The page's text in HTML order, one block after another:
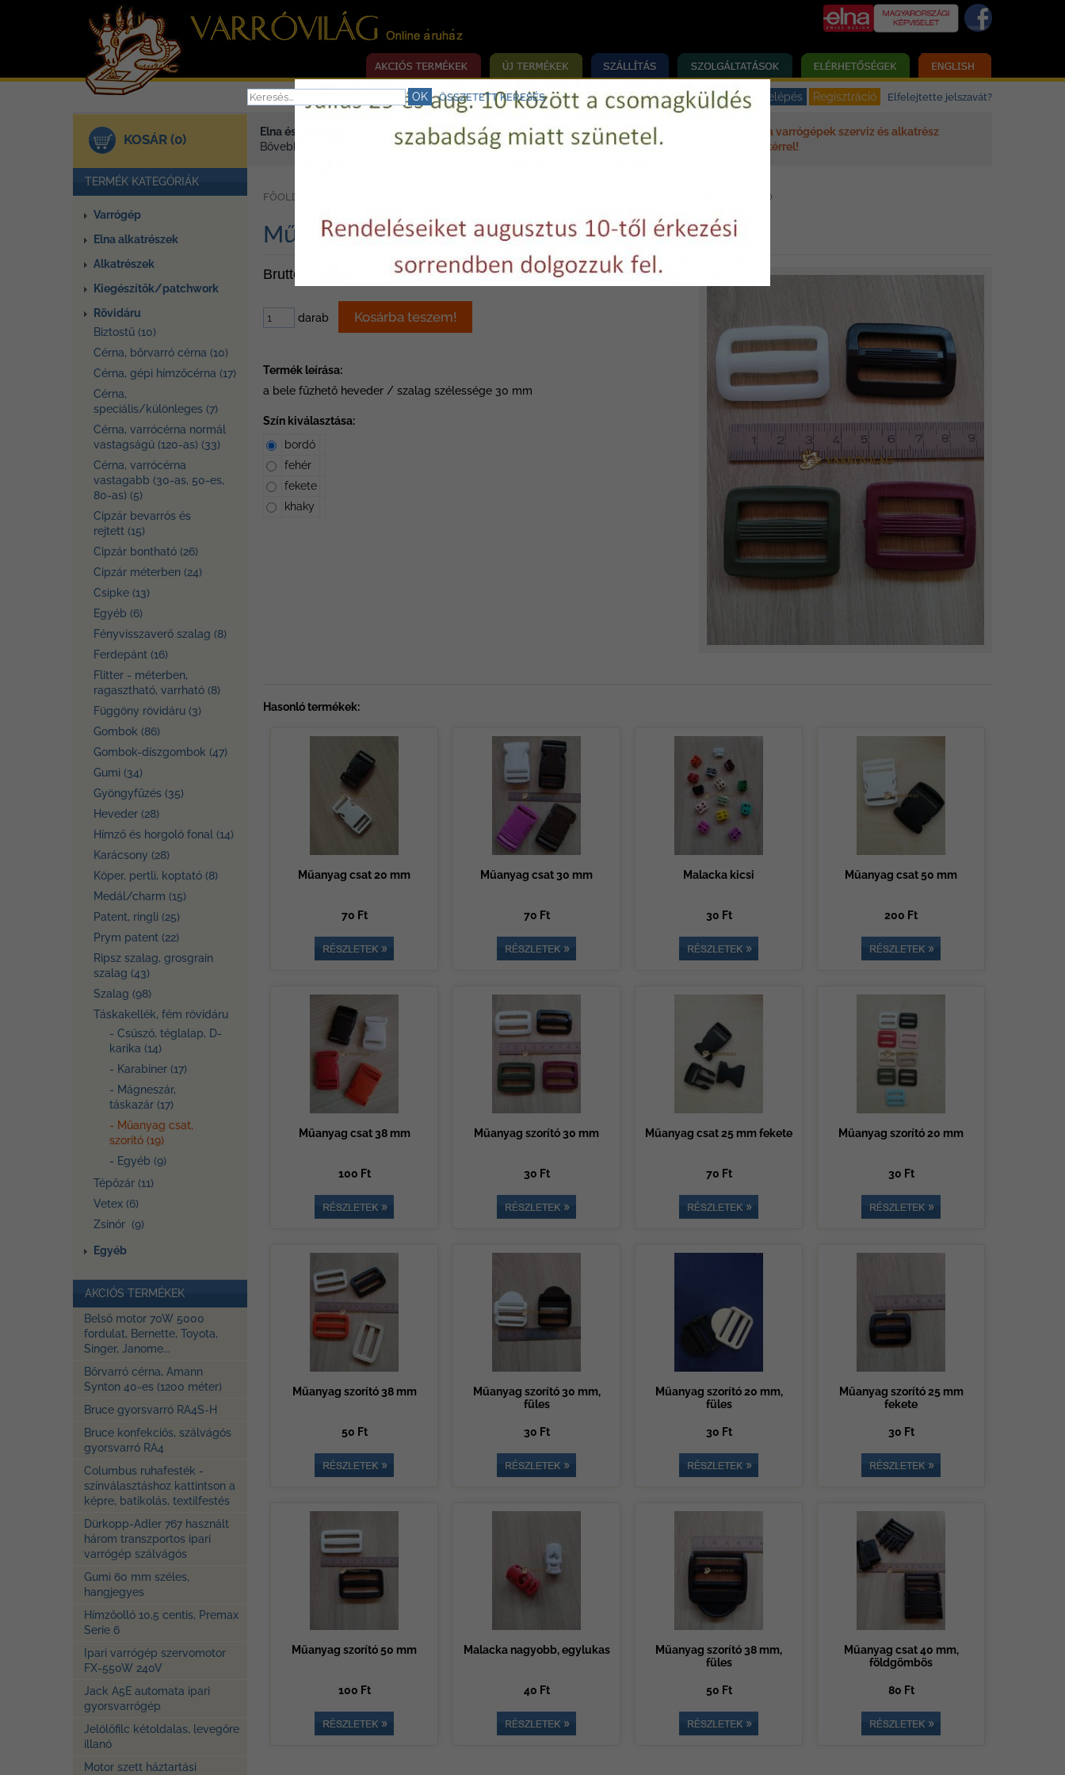
ÖSSZETETT KERESÉS Elfelejtette jelszavát?
KOSÁR (0)
TERMÉK KATEGÓRIÁK
Varrógép
Elna alkatrészek
Alkatrészek
Kiegészítők/patchwork
Rövidáru
Biztostű (10)
Cérna, bőrvarró cérna (10)
Cérna, gépi hímzőcérna (17)
Cérna,
speciális/különleges (7)
Cérna, varrócérna normál
vastagságú (120-as) (33)
Cérna, varrócérna
vastagabb (30-as, 50-es,
80-as) (5)
Cipzár bevarrós és
rejtett (15)
Cipzár bontható (26)
Cipzár méterben (24)
Csipke (13)
Egyéb (6)
Fényvisszaverő szalag (8)
Ferdepánt (16)
Flitter - méterben,
ragasztható, varrható (8)
Függöny rövidáru (3)
Gombok (86)
Gombok-díszgombok (47)
Gumi (34)
Gyöngyfűzés (35)
Heveder (28)
Hímző és horgoló fonal (14)
Karácsony (28)
Köper, pertli, koptató (8)
Medál/charm (15)
Patent, ringli (25)
Prym patent (22)
Ripsz szalag, grosgrain
szalag (43)
Szalag (98)
Táskakellék, fém rövidáru
- Csúszó, téglalap, D-
karika (14)
- Karabíner (17)
- Mágneszár,
táskazár (17)
- Műanyag csat,
szorító (19)
- Egyéb (9)
Tépőzár (11)
Vetex (6)
Zsinór (9)
Egyéb
AKCIÓS TERMÉKEK
Belső motor 70W 5000
fordulat, Bernette, Toyota,
Singer, Janome...
Bőrvarró cérna, Amann
Synton 40-es (1200 méter)
Bruce gyorsvarró RA4S-H
Bruce konfekciós, szálvágós
gyorsvarró RA4
Columbus ruhafesték -
színválasztáshoz kattintson a
képre, batikolás, textilfestés
Dürkopp-Adler 767 használt
három transzportos ipari
varrógép szálvágós
Gumi 60 mm széles,
hangjegyes
Hímzőolló 10,5 centis, Premax
Serie 6
Ipari varrógép szervomotor
FX-550W 240V
Jack A5E automata ipari
gyorsvarrógép
Jelölőfilc kétoldalas, levegőre
illanó
Motor szett háztartási
Elna és Janome varrógép szerviz.
Bővebben >
Telefon:+36 29 750977
E-mail:varrovilag@varrovilag.hu
Elna varrógépek szerviz és alkatrész
háttérrel!
FŐOLDAL MŰANYAG CSAT, SZORÍTÓ
Műanyag szorító 30 mm
Bruttó ár: 30 Ft / darab
darab
Termék leírása:
a bele fűzhető heveder / szalag szélessége 30 mm
Szín kiválasztása:
bordó
fehér
fekete
khaky
Hasonló termékek:
Műanyag csat 20 mm
70 Ft
Műanyag csat 30 mm
70 Ft
Malacka kicsi
30 Ft
Műanyag csat 50 mm
200 Ft
Műanyag csat 38 mm
100 Ft
Műanyag szorító 30 mm
30 Ft
Műanyag csat 25 mm fekete
70 Ft
Műanyag szorító 20 mm
30 Ft
Műanyag szorító 38 mm
50 Ft
Műanyag szorító 30 mm,
füles
30 Ft
Műanyag szorító 20 mm,
füles
30 Ft
Műanyag szorító 25 mm
fekete
30 Ft
Műanyag szorító 50 mm
100 Ft
Malacka nagyobb, egylukas
40 Ft
Műanyag szorító 38 mm,
füles
50 Ft
Műanyag csat 40 mm,
földgömbös
80 Ft